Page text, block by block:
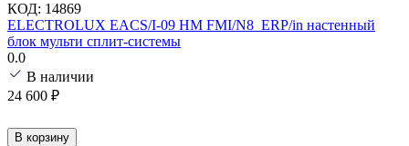
КОД: 14869
ELECTROLUX EACS/I-09 HM FMI/N8_ERP/in настенный
блок мульти сплит-системы
0.0
В наличии
24 600 ₽
В корзину